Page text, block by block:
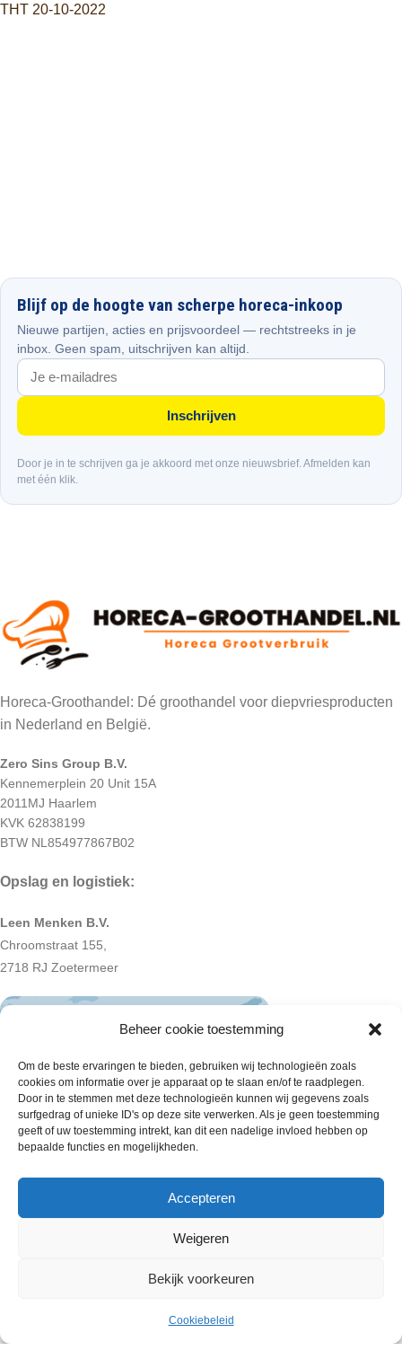
Beheer cookie toestemming
Om de beste ervaringen te bieden, gebruiken wij technologieën zoals
cookies om informatie over je apparaat op te slaan en/of te raadplegen.
Door in te stemmen met deze technologieën kunnen wij gegevens zoals
surfgedrag of unieke ID's op deze site verwerken. Als je geen toestemming
geeft of uw toestemming intrekt, kan dit een nadelige invloed hebben op
bepaalde functies en mogelijkheden.
Accepteren
Weigeren
Bekijk voorkeuren
Cookiebeleid
THT 20-10-2022
Blijf op de hoogte van scherpe horeca-inkoop
Nieuwe partijen, acties en prijsvoordeel — rechtstreeks in je
inbox. Geen spam, uitschrijven kan altijd.
Inschrijven
Door je in te schrijven ga je akkoord met onze nieuwsbrief. Afmelden kan
met één klik.
Horeca-Groothandel: Dé groothandel voor diepvriesproducten
in Nederland en België.
Zero Sins Group B.V.
Kennemerplein 20 Unit 15A
2011MJ Haarlem
KVK 62838199
BTW NL854977867B02
Opslag en logistiek:
Leen Menken B.V.
Chroomstraat 155,
2718 RJ Zoetermeer
Contact met onze inkoop
Algemene voorwaarden
BORRELHAP GEKRUID